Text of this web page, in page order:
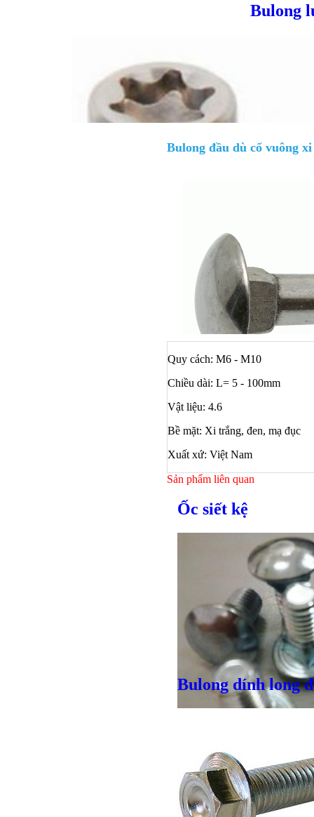
Bulong đầu dù cổ vuông xi
Quy cách: M6 - M10
Chiều dài: L= 5 - 100mm
Vật liệu: 4.6
Bề mặt: Xi trắng, đen, mạ đục
Xuất xứ: Việt Nam
Sản phẩm liên quan
Ốc siết kệ
Giá bán VND
Bulong dính long